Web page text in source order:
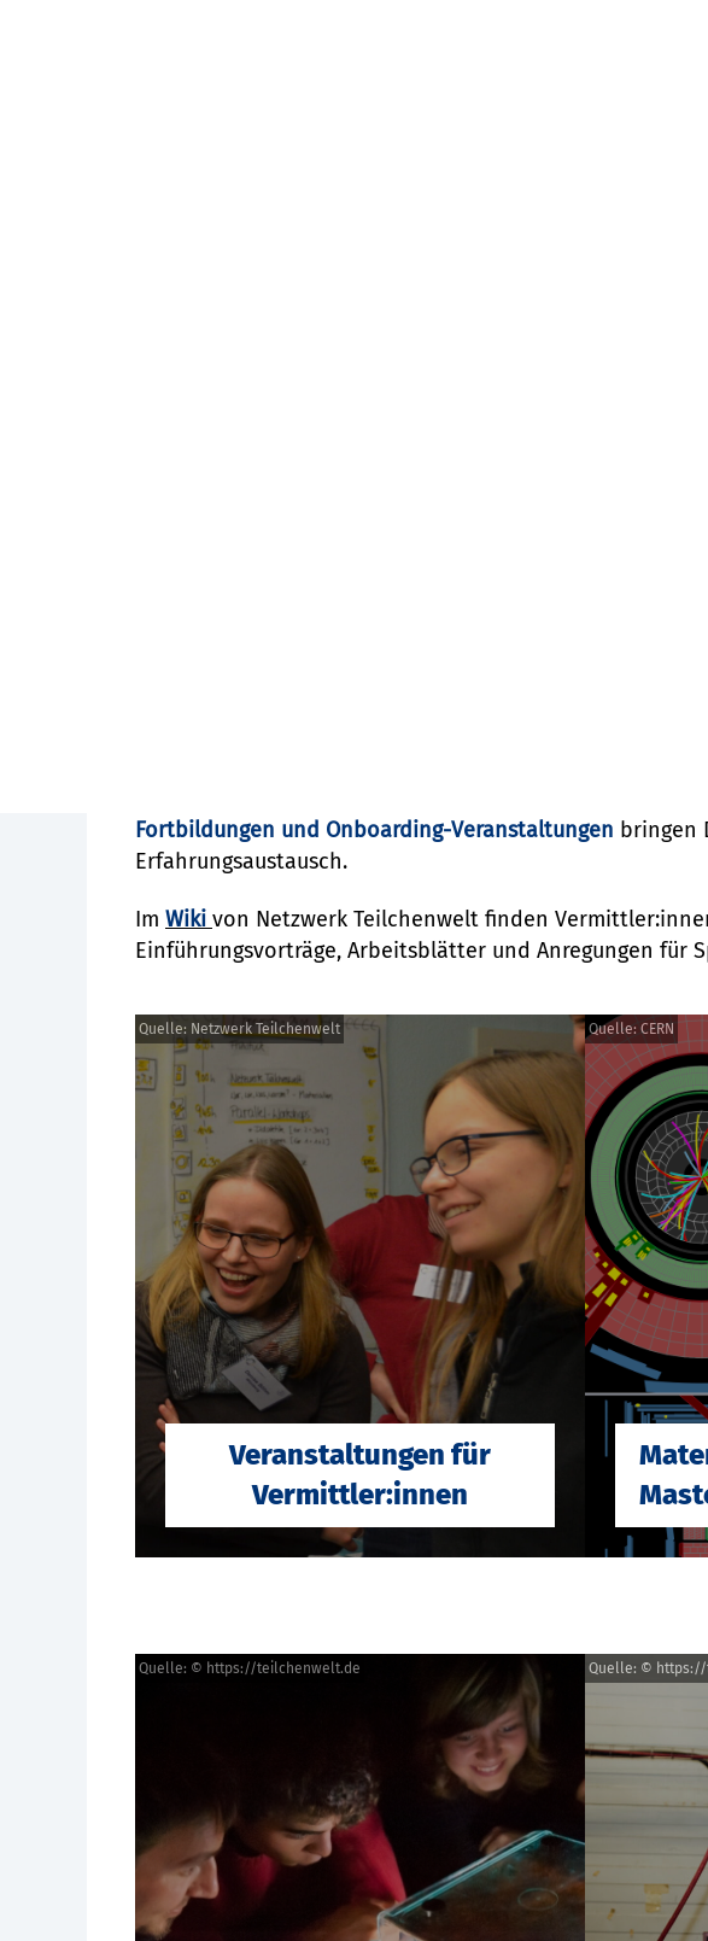
u hast in Deinem Studium Kenntnisse
Als Vermittler:innen können Promovierende und
des Netzwerks
durchführen
Durch die Mitarbeit im Netzwerk kannst Du Einblicke in
Faszination am Thema vermitteln. Dabei sammelst Du
Fortbildungen und Onboarding-Veranstaltungen bringen
Erfahrungsaustausch.
Im Wiki von Netzwerk Teilchenwelt finden
Einführungsvorträge, Arbeitsblätter und Anregungen für
Quelle: Netzwerk Teilchenwelt
Veranstaltungen für
Vermittler:innen
Quelle: CERN
Quelle: © https://teilchenwelt.de Quelle: ©